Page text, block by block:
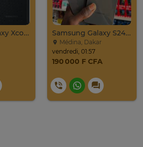
Samsung Galaxy Xcover Pro Venant 64go Ram 4go 4 Samsung Galaxy S24 Venant 128go Ram 8go 5g
Médina, Dakar
vendredi, 01:57
190 000 F CFA